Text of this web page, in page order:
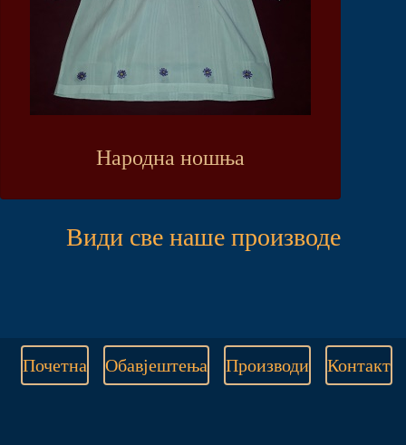
Народна ношња
Види све наше производе
Почетна Обавјештења Производи Контакт